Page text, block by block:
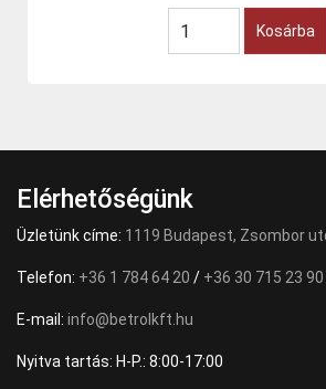
Kosárba
Elérhetőségünk
Üzletünk címe: 1119 Budapest, Zsombor
Telefon: +36 1 784 64 20 / +36 30 715 23 90
E-mail: info@betrolkft.hu
Nyitva tartás: H-P.: 8:00-17:00